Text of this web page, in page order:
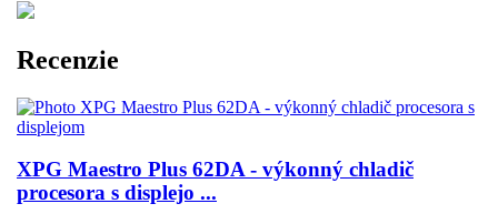
Recenzie
XPG Maestro Plus 62DA - výkonný chladič
procesora s displejo ...